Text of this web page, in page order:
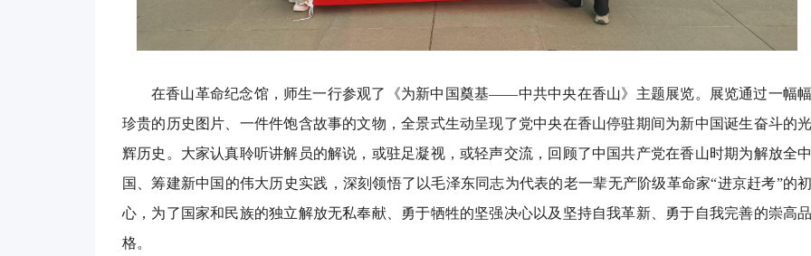
在香山革命纪念馆，师生一行参观了《为新中国奠基——中共中央在香山》主题展览。展览通过一幅
珍贵的历史图片、一件件饱含故事的文物，全景式生动呈现了党中央在香山停驻期间为新中国诞生奋斗的
辉历史。大家认真聆听讲解员的解说，或驻足凝视，或轻声交流，回顾了中国共产党在香山时期为解放全
国、筹建新中国的伟大历史实践，深刻领悟了以毛泽东同志为代表的老一辈无产阶级革命家“进京赶考”的
心，为了国家和民族的独立解放无私奉献、勇于牺牲的坚强决心以及坚持自我革新、勇于自我完善的崇高
格。